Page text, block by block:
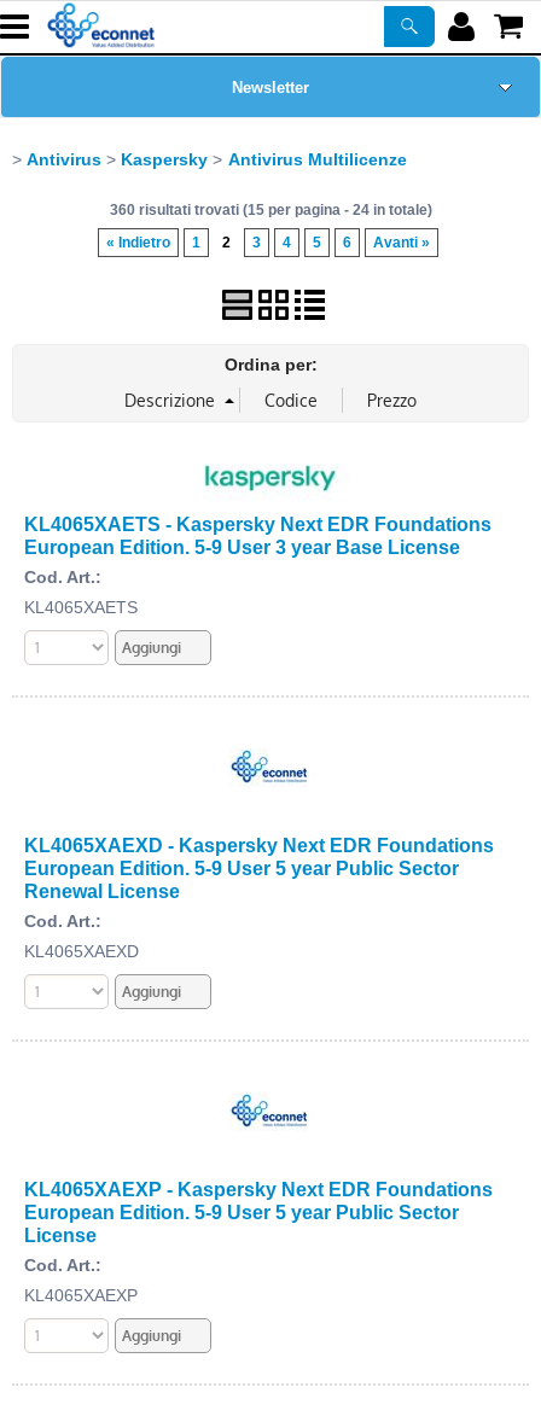
Chi siamo
ASSISTENZA
Certificazioni
Newsletter
PROMO ATTIVE
Antivirus Kaspersky Antivirus Multilicenze
360 risultati trovati (15 per pagina - 24 in totale)
« Indietro
1 2 3 4 5 6 Avanti »
Ordina per:
KL4065XAETS - Kaspersky Next EDR Foundations
European Edition. 5-9 User 3 year Base License
Cod. Art.:
KL4065XAETS
KL4065XAEXD - Kaspersky Next EDR Foundations
European Edition. 5-9 User 5 year Public Sector
Renewal License
Cod. Art.:
KL4065XAEXD
KL4065XAEXP - Kaspersky Next EDR Foundations
European Edition. 5-9 User 5 year Public Sector
License
Cod. Art.:
KL4065XAEXP